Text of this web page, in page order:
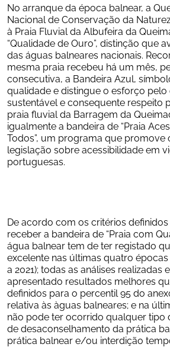
No arranque da época balnear, a
Nacional de Conservação da
à Praia Fluvial da Albufeira da
“Qualidade de Ouro”, distinção que
das águas balneares nacionais.
mesma praia recebeu há um mês,
consecutiva, a Bandeira Azul,
qualidade e distingue o esforço
sustentável e consequente respeito
praia fluvial da Barragem da
igualmente a bandeira de “Praia
Todos”, um programa que
legislação sobre acessibilidade em
portuguesas.
De acordo com os critérios definidos
receber a bandeira de “Praia com
água balnear tem de ter registado
excelente nas últimas quatro épocas
a 2021); todas as análises realizadas
apresentado resultados melhores
definidos para o percentil 95 do
relativa às àguas balneares; e na
não pode ter ocorrido qualquer tipo
de desaconselhamento da prática
prática balnear e/ou interdição